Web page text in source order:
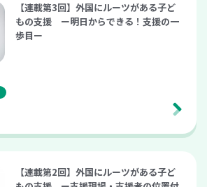
【連載第3回】外国にルーツがある子ど
もの支援 ー明日からできる！支援の一
歩目ー
【連載第2回】外国にルーツがある子ど